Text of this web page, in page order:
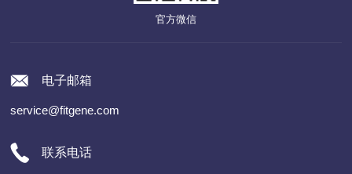
官方微信
电子邮箱
service@fitgene.com
联系电话